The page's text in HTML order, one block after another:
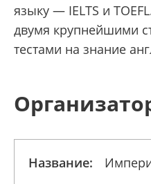
языку — IELTS и
двумя крупнейшими
тестами на знание
Название: